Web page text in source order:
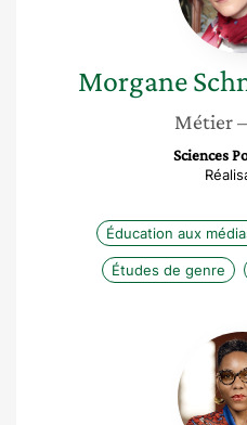
Morgane
Métier
Sciences
Éducation aux
Études de genre